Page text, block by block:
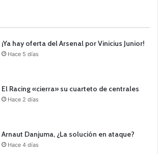
¡Ya hay oferta del Arsenal por Vinicius Junior!
Hace 5 días
El Racing «cierra» su cuarteto de centrales
Hace 2 días
Arnaut Danjuma, ¿La solución en ataque?
Hace 4 días